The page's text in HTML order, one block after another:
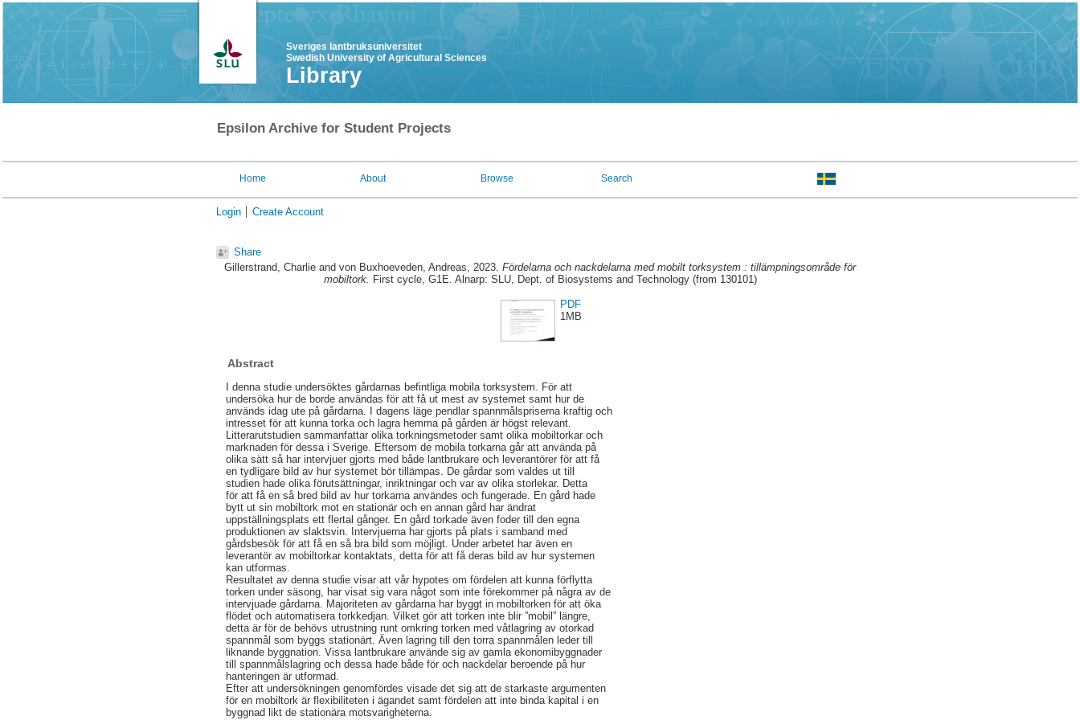
Sveriges lantbruksuniversitet
Swedish University of Agricultural Sciences
Library
Epsilon Archive for Student Projects
Home About Browse Search
Login Create Account
Share
Gillerstrand, Charlie and von Buxhoeveden, Andreas, 2023. Fördelarna och nackdelarna med mobilt torksystem : tillämpningsområde för
mobiltork. First cycle, G1E. Alnarp: SLU, Dept. of Biosystems and Technology (from 130101)
PDF
1MB
Abstract
I denna studie undersöktes gårdarnas befintliga mobila torksystem. För att
undersöka hur de borde användas för att få ut mest av systemet samt hur de
används idag ute på gårdarna. I dagens läge pendlar spannmålspriserna kraftig och
intresset för att kunna torka och lagra hemma på gården är högst relevant.
Litterarutstudien sammanfattar olika torkningsmetoder samt olika mobiltorkar och
marknaden för dessa i Sverige. Eftersom de mobila torkarna går att använda på
olika sätt så har intervjuer gjorts med både lantbrukare och leverantörer för att få
en tydligare bild av hur systemet bör tillämpas. De gårdar som valdes ut till
studien hade olika förutsättningar, inriktningar och var av olika storlekar. Detta
för att få en så bred bild av hur torkarna användes och fungerade. En gård hade
bytt ut sin mobiltork mot en stationär och en annan gård har ändrat
uppställningsplats ett flertal gånger. En gård torkade även foder till den egna
produktionen av slaktsvin. Intervjuerna har gjorts på plats i samband med
gårdsbesök för att få en så bra bild som möjligt. Under arbetet har även en
leverantör av mobiltorkar kontaktats, detta för att få deras bild av hur systemen
kan utformas.
Resultatet av denna studie visar att vår hypotes om fördelen att kunna förflytta
torken under säsong, har visat sig vara något som inte förekommer på några av de
intervjuade gårdarna. Majoriteten av gårdarna har byggt in mobiltorken för att öka
flödet och automatisera torkkedjan. Vilket gör att torken inte blir ”mobil” längre,
detta är för de behövs utrustning runt omkring torken med våtlagring av otorkad
spannmål som byggs stationärt. Även lagring till den torra spannmålen leder till
liknande byggnation. Vissa lantbrukare använde sig av gamla ekonomibyggnader
till spannmålslagring och dessa hade både för och nackdelar beroende på hur
hanteringen är utformad.
Efter att undersökningen genomfördes visade det sig att de starkaste argumenten
för en mobiltork är flexibiliteten i ägandet samt fördelen att inte binda kapital i en
byggnad likt de stationära motsvarigheterna.